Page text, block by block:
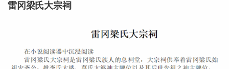
雷冈梁氏大宗祠